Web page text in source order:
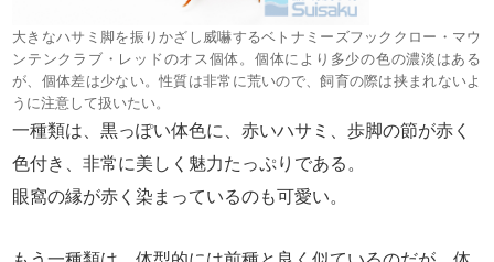
大きなハサミ脚を振りかざし威嚇するベトナミーズフッククロー・マウ
ンテンクラブ・レッドのオス個体。個体により多少の色の濃淡はある
が、個体差は少ない。性質は非常に荒いので、飼育の際は挟まれないよ
うに注意して扱いたい。
一種類は、黒っぽい体色に、赤いハサミ、歩脚の節が赤く
色付き、非常に美しく魅力たっぷりである。
眼窩の縁が赤く染まっているのも可愛い。